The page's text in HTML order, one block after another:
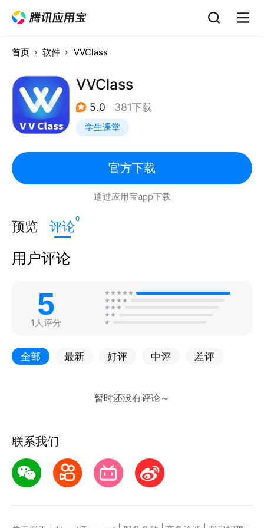
首页 软件 VVClass
VVClass
5.0 381下载
学生课堂
官方下载
通过应用宝app下载
预览 评论0
用户评论
5
1人评分
全部 最新 好评 中评 差评
联系我们